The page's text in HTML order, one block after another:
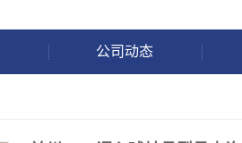
公司动态